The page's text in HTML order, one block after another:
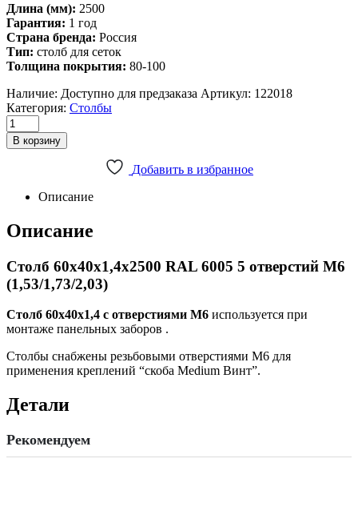
Длина (мм): 2500
Гарантия: 1 год
Страна бренда: Россия
Тип: столб для сеток
Толщина покрытия: 80-100
Наличие: Доступно для предзаказа Артикул: 122018
Категория: Столбы
Столб
60х40х1,4х2500
RAL
отверстий
(1,53/1,73/2,03)
quantity
В корзину
Добавить в избранное
Описание
Описание
Столб 60х40х1,4х2500 RAL 6005 5 отверстий М6
(1,53/1,73/2,03)
Столб 60х40х1,4 с отверстиями М6 используется при
монтаже панельных заборов .
Столбы снабжены резьбовыми отверстиями М6 для
применения креплений “скоба Medium Винт”.
Детали
Рекомендуем